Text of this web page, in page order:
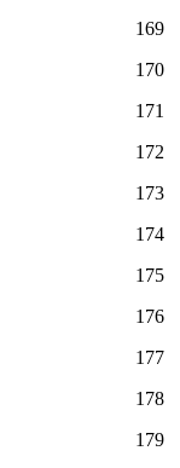
169
170
171
172
173
174
175
176
177
178
179